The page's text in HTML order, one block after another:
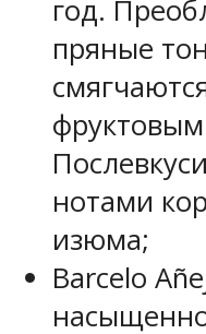
год.
пряные
нотами
изюма;
Barcelo